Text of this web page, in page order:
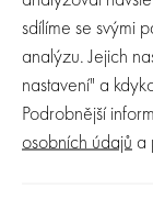
Set hřebenu a
každodenní péči
i miminku, které
bez ostrých a
dítěti
sdílíme se svými
analýzu. Jejich
nastavení" a
Podrobnější
osobních údajů a